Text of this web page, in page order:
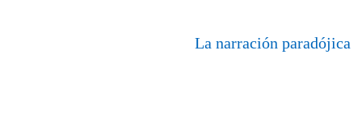
La narración paradójica